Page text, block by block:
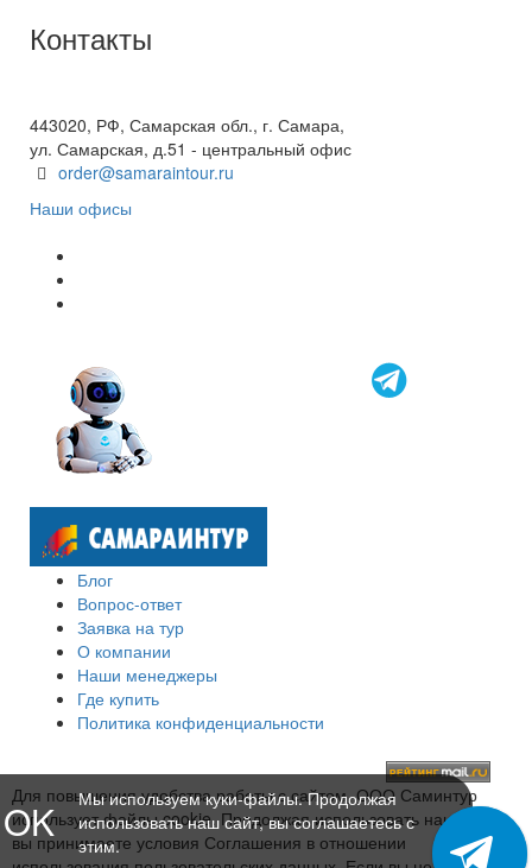
Контакты
443020, РФ, Самарская обл., г. Самара,
ул. Самарская, д.51 - центральный офис
order@samaraintour.ru
Наши офисы
Блог
Вопрос-ответ
Заявка на тур
О компании
Наши менеджеры
Где купить
Политика конфиденциальности
Для повышения удобства работы с сайтом, ООО Саминтур
использует файлы cookie. Продолжая использовать наш сайт,
вы принимаете условия Соглашения в отношении
OK
Мы используем куки-файлы. Продолжая
использовать наш сайт, вы соглашаетесь с
этим.